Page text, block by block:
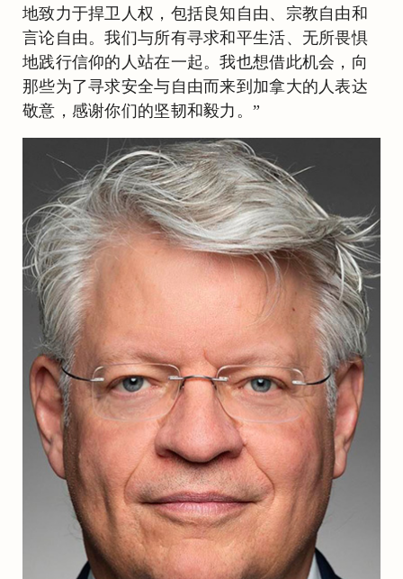
地致力于捍卫人权，包括良知自由、宗教自由和
言论自由。我们与所有寻求和平生活、无所畏惧
地践行信仰的人站在一起。我也想借此机会，向
那些为了寻求安全与自由而来到加拿大的人表达
敬意，感谢你们的坚韧和毅力。”